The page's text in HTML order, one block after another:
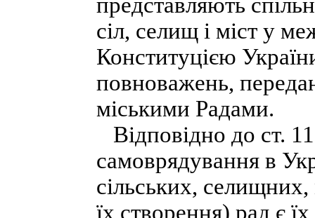
сіл, селищ і міст у
Конституцією
повноважень,
міськими Радами.
Відповідно до ст.
самоврядування в
сільських,
їх створення) рад є